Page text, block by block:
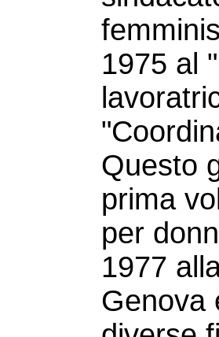
1975 al
Questo
prima
per
1977
Genova